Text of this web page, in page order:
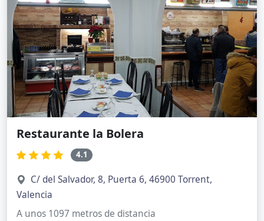
Restaurante la Bolera
4.1
C/ del Salvador, 8, Puerta 6, 46900 Torrent,
Valencia
A unos 1097 metros de distancia